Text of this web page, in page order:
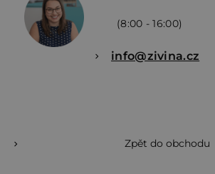
(8:00 - 16:00)
info@zivina.cz
Zpět do obchodu